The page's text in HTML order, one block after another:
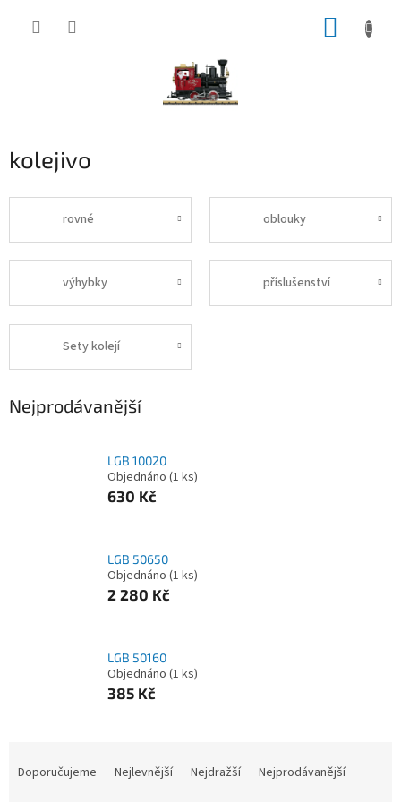
kolejivo
rovné oblouky
výhybky příslušenství
Sety kolejí
Nejprodávanější
LGB 10020
Objednáno (1 ks)
630 Kč
LGB 50650
Objednáno (1 ks)
2 280 Kč
LGB 50160
Objednáno (1 ks)
385 Kč
Doporučujeme Nejlevnější Nejdražší
Nejprodávanější